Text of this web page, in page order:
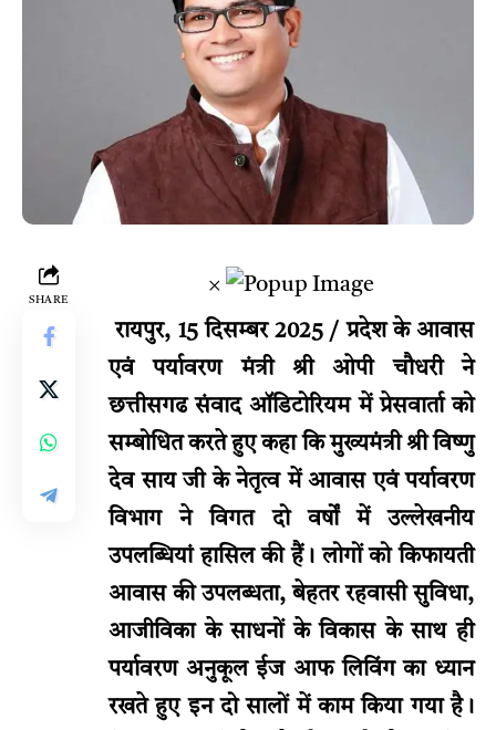
SHARE
×
रायपुर, 15 दिसम्बर 2025 / प्रदेश के आवास
एवं पर्यावरण मंत्री श्री ओपी चौधरी ने
छत्तीसगढ संवाद ऑडिटोरियम में प्रेसवार्ता को
सम्बोधित करते हुए कहा कि मुख्यमंत्री श्री विष्णु
देव साय जी के नेतृत्व में आवास एवं पर्यावरण
विभाग ने विगत दो वर्षों में उल्लेखनीय
उपलब्धियां हासिल की हैं। लोगों को किफायती
आवास की उपलब्धता, बेहतर रहवासी सुविधा,
आजीविका के साधनों के विकास के साथ ही
पर्यावरण अनुकूल ईज आफ लिविंग का ध्यान
रखते हुए इन दो सालों में काम किया गया है।